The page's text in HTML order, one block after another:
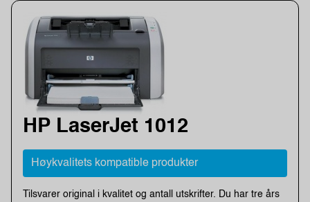
HP LaserJet 1012
Høykvalitets kompatible produkter
Tilsvarer original i kvalitet og antall utskrifter. Du har tre års